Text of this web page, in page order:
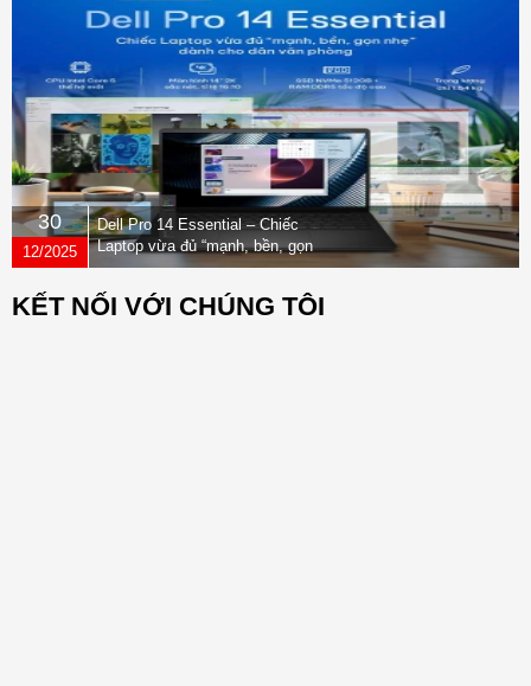
30
12/2025
Dell Pro 14 Essential – Chiếc
Laptop vừa đủ “mạnh, bền, gọn
nhẹ” dành cho dân văn phòng
KẾT NỐI VỚI CHÚNG TÔI